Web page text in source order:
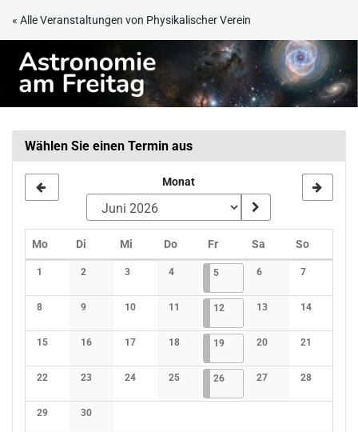
Zum
springen
« Alle Veranstaltungen von Physikalischer Verein
Astronomie
am
Wählen Sie einen Termin aus
Monat
Kalender
MoMontag
Di Dienstag
Mi Mittwoch
DoDonnerstag
FrFreitagSa Samstag
SoSonntag
1
Keine Veranstaltungen
2
Keine Veranstaltungen
3
Keine Veranstaltungen
4
Keine Veranstaltungen
505.06.2026
1 Veranstaltung
6
Keine Veranstaltungen
7
Keine
8
Keine Veranstaltungen
9
Keine Veranstaltungen
10
Keine Veranstaltungen
11
Keine Veranstaltungen
12 12.06.2026
1 Veranstaltung
13
Keine Veranstaltungen
14
Keine
15
Keine Veranstaltungen
16
Keine Veranstaltungen
17
Keine Veranstaltungen
18
Keine Veranstaltungen
1919.06.2026
1 Veranstaltung
20
Keine Veranstaltungen
21
Keine
22
Keine Veranstaltungen
23
Keine Veranstaltungen
24
Keine Veranstaltungen
25
Keine Veranstaltungen
2626.06.2026
1 Veranstaltung
27
Keine Veranstaltungen
28
Keine
29 30